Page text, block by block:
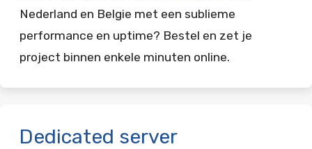
Nederland en Belgie met een sublieme
performance en uptime? Bestel en zet je
project binnen enkele minuten online.
Dedicated server